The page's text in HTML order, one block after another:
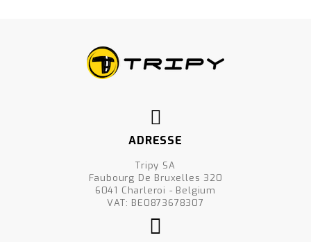
ADRESSE
Tripy SA
Faubourg De Bruxelles 320
6041 Charleroi - Belgium
VAT: BE0873678307